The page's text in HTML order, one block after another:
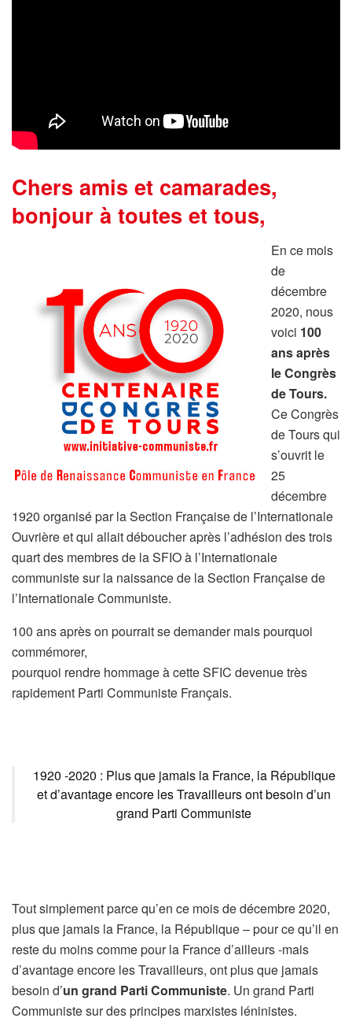
Chers amis et camarades,
bonjour à toutes et tous,
En ce mois
de
décembre
2020, nous
voici 100
ans après
le Congrès
de Tours.
Ce Congrès
de Tours qui
s’ouvrit le
25
décembre
1920 organisé par la Section Française de l’Internationale
Ouvrière et qui allait déboucher après l’adhésion des trois
quart des membres de la SFIO à l’Internationale
communiste sur la naissance de la Section Française de
l’Internationale Communiste.
100 ans après on pourrait se demander mais pourquoi
commémorer,
pourquoi rendre hommage à cette SFIC devenue très
rapidement Parti Communiste Français.
1920 -2020 : Plus que jamais la France, la République
et d’avantage encore les Travailleurs ont besoin d’un
grand Parti Communiste
Tout simplement parce qu’en ce mois de décembre 2020,
plus que jamais la France, la République – pour ce qu’il en
reste du moins comme pour la France d’ailleurs -mais
d’avantage encore les Travailleurs, ont plus que jamais
besoin d’un grand Parti Communiste. Un grand Parti
Communiste sur des principes marxistes léninistes.